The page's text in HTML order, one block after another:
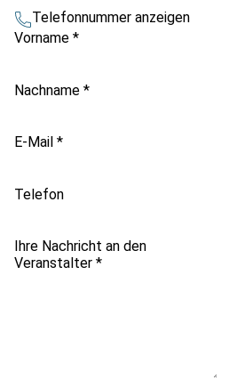
Telefonnummer anzeigen
Vorname *
Nachname *
E-Mail *
Telefon
Ihre Nachricht an den
Veranstalter *